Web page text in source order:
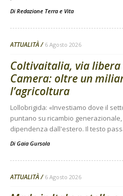
Di Redazione Terra e Vita
ATTUALITÀ 6 Agosto 2026
Coltivaitalia, via libera
Camera: oltre un
l’agricoltura
Lollobrigida: «Investiamo dove il
puntano su ricambio
dipendenza dall'estero. Il testo
Di Gaia Gursola
ATTUALITÀ 6 Agosto 2026